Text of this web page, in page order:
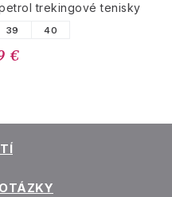
trekingové tenisky
39 40
€